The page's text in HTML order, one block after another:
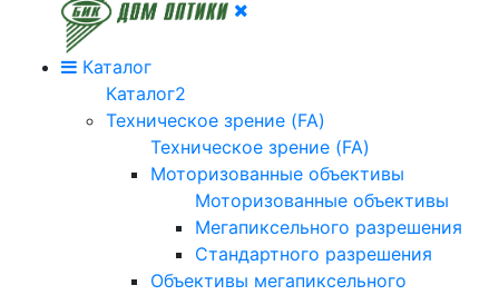
Каталог
Каталог2
Техническое зрение (FA)
Техническое зрение (FA)
Моторизованные объективы
Моторизованные объективы
Мегапиксельного разрешения
Стандартного разрешения
Объективы мегапиксельного